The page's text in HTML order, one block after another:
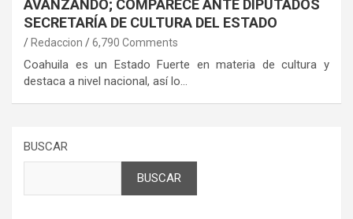
AVANZANDO; COMPARECE ANTE DIPUTADOS
SECRETARÍA DE CULTURA DEL ESTADO
Redaccion 6,790 Comments
Coahuila es un Estado Fuerte en materia de cultura y
destaca a nivel nacional, así lo…
BUSCAR
BUSCAR